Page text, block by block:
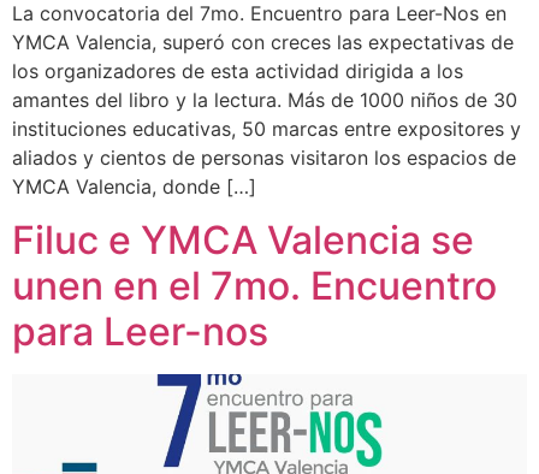
La convocatoria del 7mo. Encuentro para Leer-Nos en
YMCA Valencia, superó con creces las expectativas de
los organizadores de esta actividad dirigida a los
amantes del libro y la lectura. Más de 1000 niños de 30
instituciones educativas, 50 marcas entre expositores y
aliados y cientos de personas visitaron los espacios de
YMCA Valencia, donde […]
Filuc e YMCA Valencia se
unen en el 7mo. Encuentro
para Leer-nos